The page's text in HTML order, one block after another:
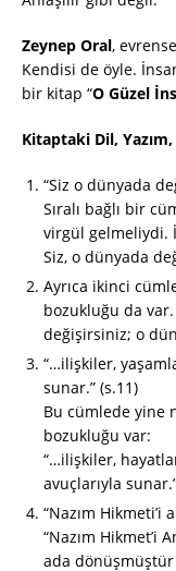
Zeynep Oral,
Kendisi de öyle.
bir kitap “O Güzel
Kitaptaki Dil,
“Siz o dünyada
Sıralı bağlı bir
virgül gelmeliydi.
Siz, o dünyada
Ayrıca ikinci
bozukluğu da var.
değişirsiniz; o
“…ilişkiler,
sunar.” (s.11)
Bu cümlede yine
bozukluğu var:
“…ilişkiler,
avuçlarıyla
“Nazım Hikmeti’i
“Nazım Hikmet’i
ada